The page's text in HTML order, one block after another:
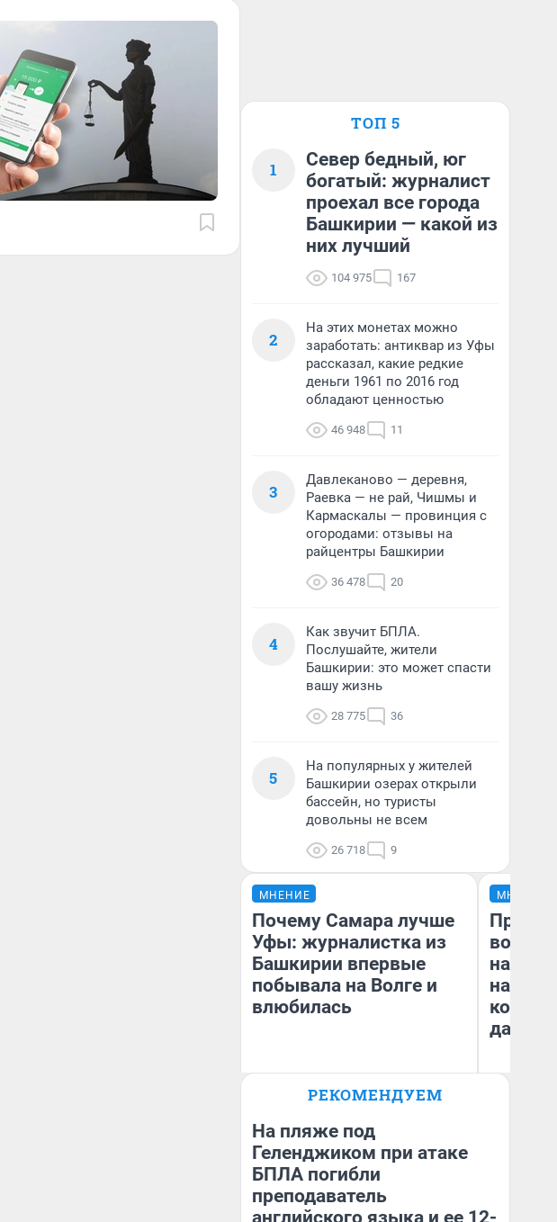
ТОП 5
1
Север бедный, юг
богатый: журналист
проехал все города
Башкирии — какой из
них лучший
104 975 167
2
На этих монетах можно
заработать: антиквар из Уфы
рассказал, какие редкие
деньги 1961 по 2016 год
обладают ценностью
46 948 11
3
Давлеканово — деревня,
Раевка — не рай, Чишмы и
Кармаскалы — провинция с
огородами: отзывы на
райцентры Башкирии
36 478 20
4
Как звучит БПЛА.
Послушайте, жители
Башкирии: это может спасти
вашу жизнь
28 775 36
5
На популярных у жителей
Башкирии озерах открыли
бассейн, но туристы
довольны не всем
26 718 9
МНЕНИЕ
Почему Самара лучше
Уфы: журналистка из
Башкирии впервые
побывала на Волге и
влюбилась
Назифа Нурмухаметова
МНЕНИЕ
нам
даже
РЕКОМЕНДУЕМ
На пляже под
Геленджиком при атаке
БПЛА погибли
преподаватель
английского языка и ее 12-